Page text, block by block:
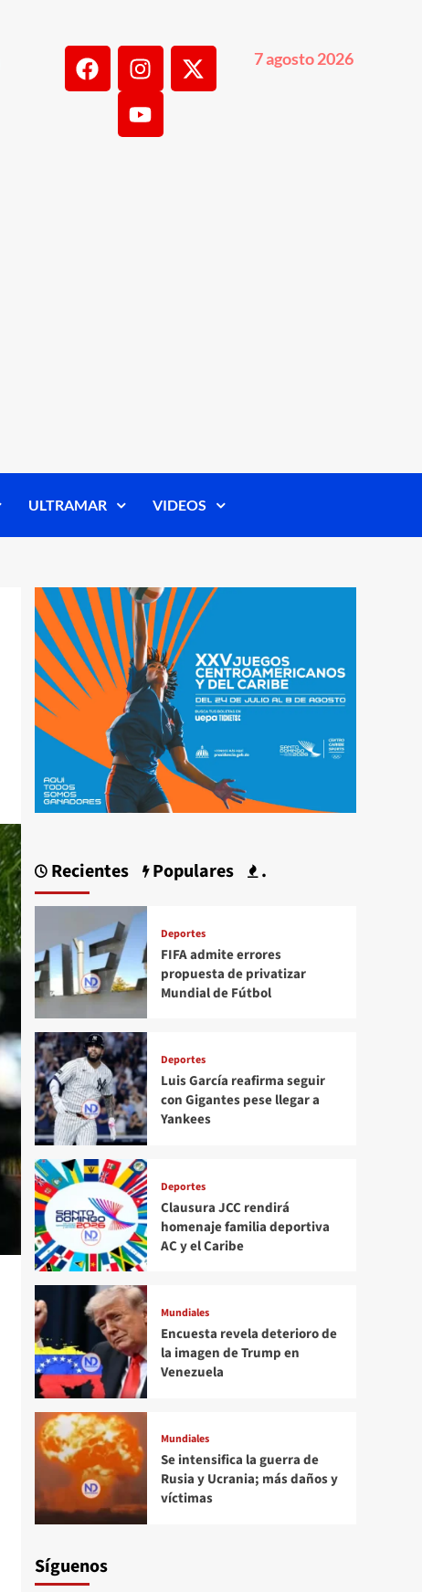
7 agosto 2026
ULTRAMAR VIDEOS
Recientes Populares .
Deportes
FIFA admite errores
propuesta de privatizar
Mundial de Fútbol
Deportes
Luis García reafirma seguir
con Gigantes pese llegar a
Yankees
Deportes
Clausura JCC rendirá
homenaje familia deportiva
AC y el Caribe
Mundiales
Encuesta revela deterioro de
la imagen de Trump en
Venezuela
Mundiales
Se intensifica la guerra de
Rusia y Ucrania; más daños y
víctimas
Síguenos